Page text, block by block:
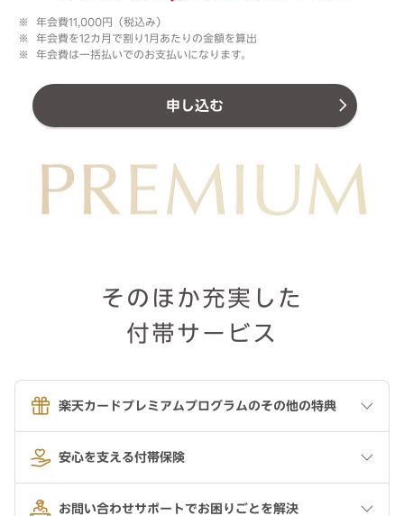
年会費11,000円（税込み）
年会費を12カ月で割り1月あたりの金額を算出
年会費は一括払いでのお支払いになります。
申し込む
そのほか充実した
付帯サービス
楽天カードプレミアムプログラムのその他の特典
安心を支える付帯保険
お問い合わせサポートでお困りごとを解決